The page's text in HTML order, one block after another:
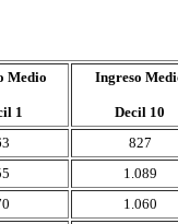
Medio
1
Ingreso
Decil 10
827
1.089
1.060